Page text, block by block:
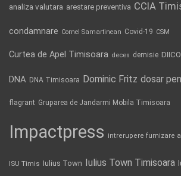
analiza valutara arestare preventiva CCIA
condamnare Cornel Samartinean Covid-19 CSM
Curtea de Apel Timisoara deces demisie
DNA DNA Timisoara Dominic Fritz dosar
flagrant Gruparea de Jandarmi Mobila Timisoara
Impactpress intrerupere furnizare
ISU Timis Iulius Town Iulius Town Timisoara